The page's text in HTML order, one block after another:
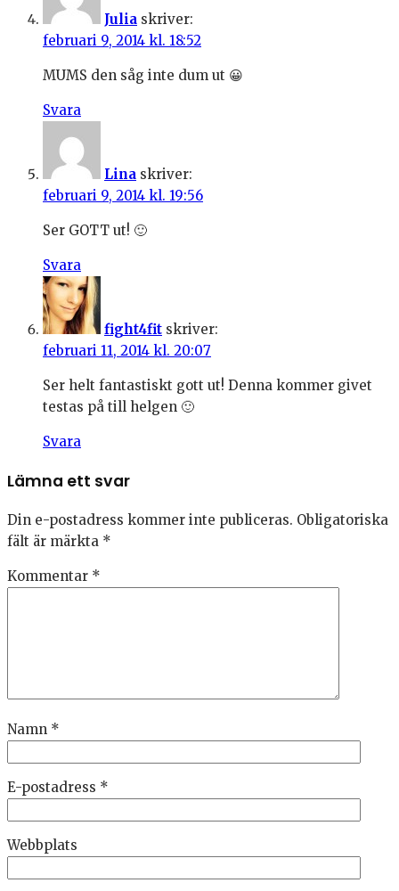
Julia skriver:
februari 9, 2014 kl. 18:52
MUMS den såg inte dum ut 😀
Svara
Lina skriver:
februari 9, 2014 kl. 19:56
Ser GOTT ut! 🙂
Svara
fight4fit skriver:
februari 11, 2014 kl. 20:07
Ser helt fantastiskt gott ut! Denna kommer givet
testas på till helgen 🙂
Svara
Lämna ett svar
Din e-postadress kommer inte publiceras. Obligatoriska
fält är märkta *
Kommentar *
Namn *
E-postadress *
Webbplats